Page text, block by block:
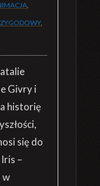
,
,
Givry i
historię
się do
–
w